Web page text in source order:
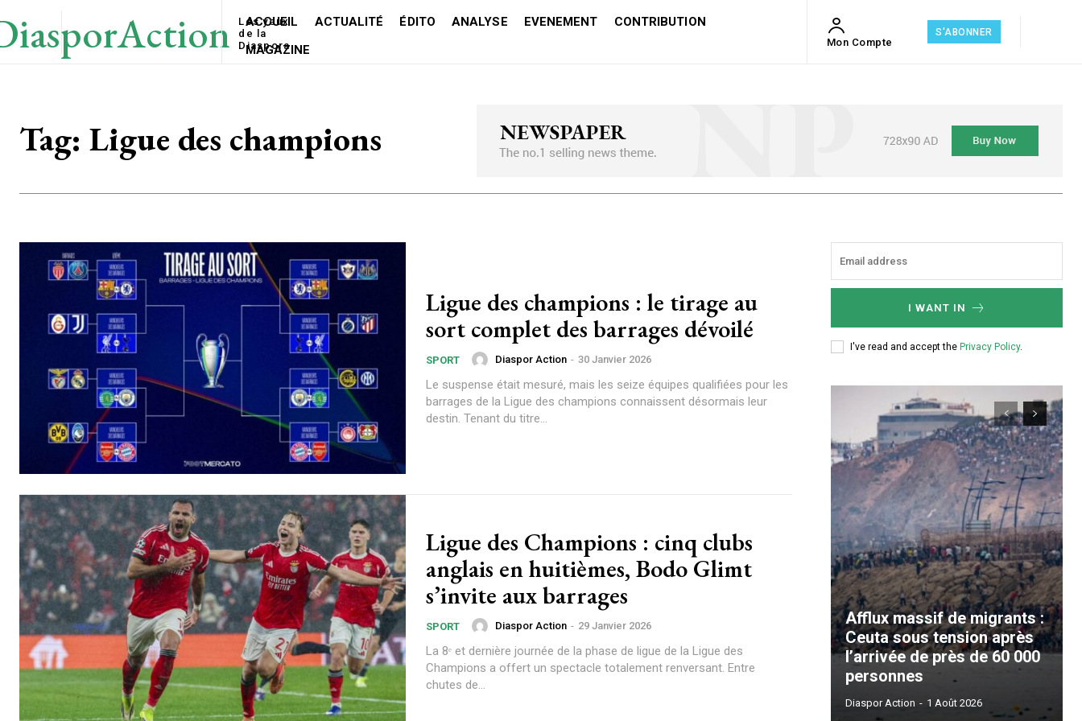
Plans d'abonnement
Les yeux
de la
Diaspora
ACCUEIL ACTUALITÉ ÉDITO ANALYSE EVENEMENT
CONTRIBUTION
MAGAZINE
Mon Compte
S'ABONNER
Tag: Ligue des champions
Ligue des champions : le tirage au
sort complet des barrages dévoilé
SPORT Diaspor Action - 30 Janvier 2026
Le suspense était mesuré, mais les seize équipes qualifiées pour les
barrages de la Ligue des champions connaissent désormais leur
destin. Tenant du titre...
Ligue des Champions : cinq clubs
anglais en huitièmes, Bodo Glimt
s’invite aux barrages
SPORT Diaspor Action - 29 Janvier 2026
La 8ᵉ et dernière journée de la phase de ligue de la Ligue des
Champions a offert un spectacle totalement renversant. Entre
chutes de...
I WANT IN
I've read and accept the Privacy Policy.
Afflux massif de migrants :
Ceuta sous tension après
l’arrivée de près de 60 000
personnes
Diaspor Action - 1 Août 2026